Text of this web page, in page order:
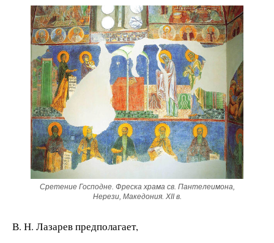
Сретение Господне. Фреска храма св. Пантелеимона,
Нерези, Македония. XII в.
В. Н. Лазарев предполагает,